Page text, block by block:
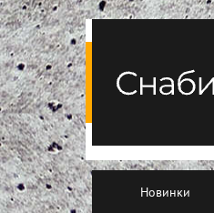
Новинки